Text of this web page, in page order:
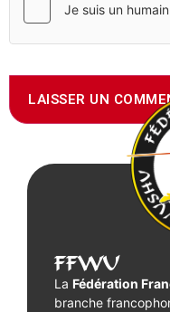
FFWU
La Fédération
branche